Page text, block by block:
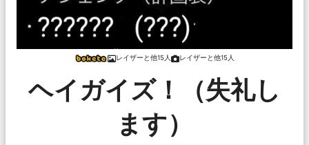
レイザーと他15人 レイザーと他15人
ヘイガイズ！（失礼し
ます）